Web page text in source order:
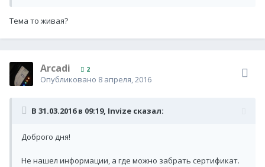
Тема то живая?
Arcadi 2
Опубликовано 8 апреля, 2016
В 31.03.2016 в 09:19, Invize сказал:
Доброго дня!
Не нашел информации, а где можно забрать сертификат.